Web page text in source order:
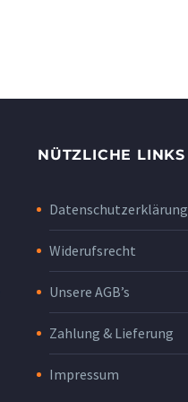
NÜTZLICHE LINKS
Datenschutzerklärung
Widerufsrecht
Unsere AGB’s
Zahlung & Lieferung
Impressum